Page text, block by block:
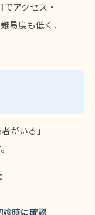
でアクセス・
易度も低く、
がいる」
：
診時に確認